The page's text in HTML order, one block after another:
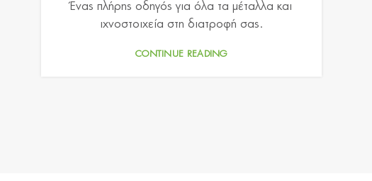
Ένας πλήρης οδηγός για όλα τα μέταλλα και
ιχνοστοιχεία στη διατροφή σας.
CONTINUE READING